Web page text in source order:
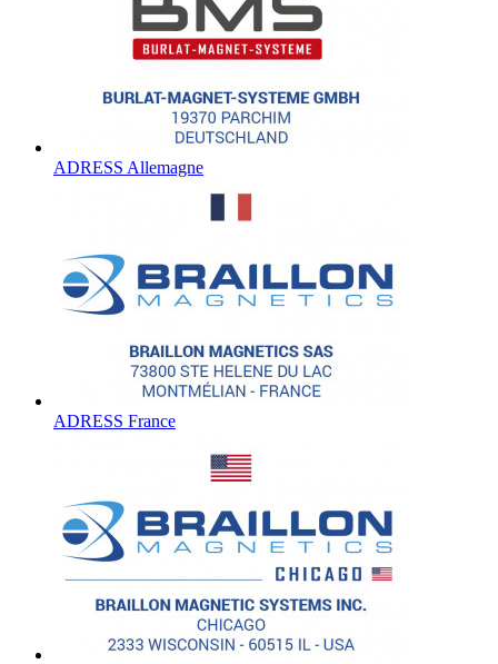
ADRESS Allemagne
ADRESS France